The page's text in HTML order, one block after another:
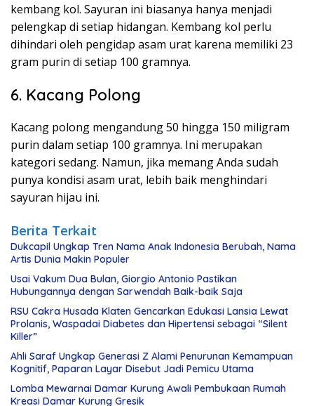
kembang kol. Sayuran ini biasanya hanya menjadi
pelengkap di setiap hidangan. Kembang kol perlu
dihindari oleh pengidap asam urat karena memiliki 23
gram purin di setiap 100 gramnya.
6. Kacang Polong
Kacang polong mengandung 50 hingga 150 miligram
purin dalam setiap 100 gramnya. Ini merupakan
kategori sedang. Namun, jika memang Anda sudah
punya kondisi asam urat, lebih baik menghindari
sayuran hijau ini.
Berita Terkait
Dukcapil Ungkap Tren Nama Anak Indonesia Berubah, Nama
Artis Dunia Makin Populer
Usai Vakum Dua Bulan, Giorgio Antonio Pastikan
Hubungannya dengan Sarwendah Baik-baik Saja
RSU Cakra Husada Klaten Gencarkan Edukasi Lansia Lewat
Prolanis, Waspadai Diabetes dan Hipertensi sebagai “Silent
Killer”
Ahli Saraf Ungkap Generasi Z Alami Penurunan Kemampuan
Kognitif, Paparan Layar Disebut Jadi Pemicu Utama
Lomba Mewarnai Damar Kurung Awali Pembukaan Rumah
Kreasi Damar Kurung Gresik